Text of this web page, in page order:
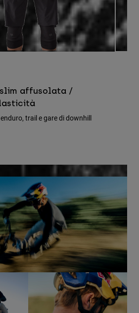
affusolata /
trail e gare di downhill